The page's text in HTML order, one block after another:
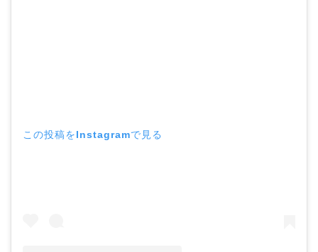
この投稿をInstagramで見る